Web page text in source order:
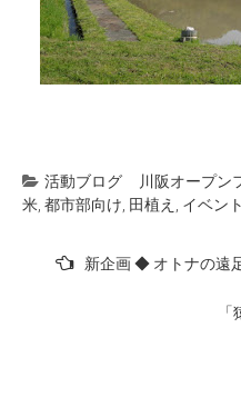
活動ブログ 川阪オープン
米, 都市部向け, 田植え , イベント
新企画 ◆ オトナの遠